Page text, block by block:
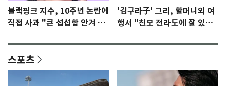
블랙핑크 지수, 10주년 논란에
직접 사과 "큰 섭섭함 안겨 미
'김구라子' 그리, 할머니외 여
행서 "친모 전라도에 잘 있
스포츠